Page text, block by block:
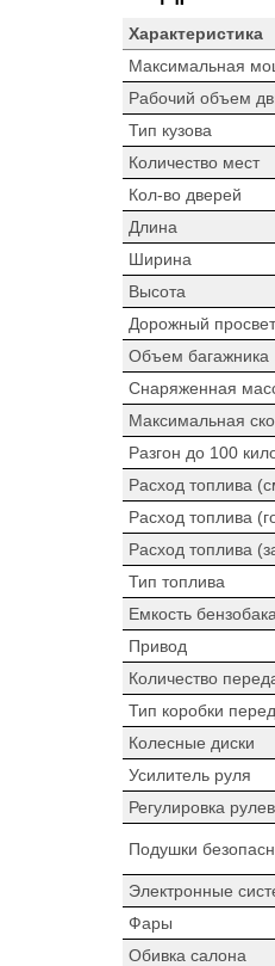
Характеристика
Максимальная
Рабочий объем
Тип кузова
Количество мест
Кол-во дверей
Длина
Ширина
Высота
Дорожный просвет
Объем багажника
Снаряженная
Максимальная
Разгон до 100
Расход топлива
Расход топлива
Расход топлива
Тип топлива
Емкость
Привод
Количество
Тип коробки
Колесные диски
Усилитель руля
Регулировка
Подушки
Электронные
Фары
Обивка салона